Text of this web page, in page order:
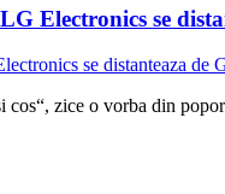
Electronics se
cos“, zice o vorba din